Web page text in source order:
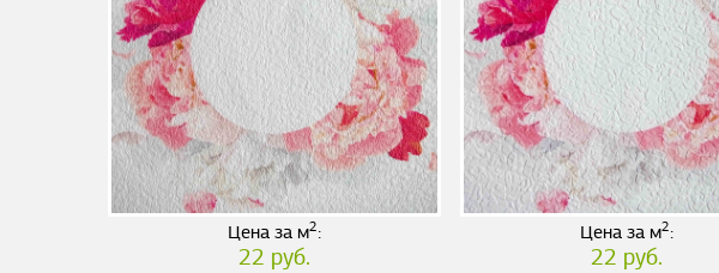
Цена за м2:
22 руб.
Цена за м2:
22 руб.